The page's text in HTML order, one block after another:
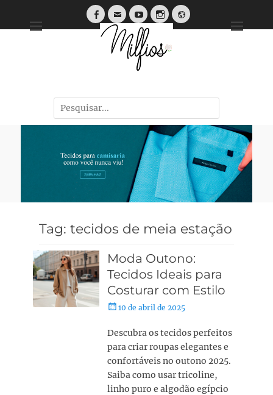
Tendências, Dicas e Guias de Tecidos
Tag: tecidos de meia estação
Moda Outono:
Tecidos Ideais para
Costurar com Estilo
10 de abril de 2025
Descubra os tecidos perfeitos
para criar roupas elegantes e
confortáveis no outono 2025.
Saiba como usar tricoline,
linho puro e algodão egípcio